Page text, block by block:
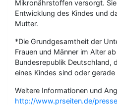
Mikronährstoffen versorgt.
Entwicklung des Kindes und
Mutter.
*Die Grundgesamtheit der
Frauen und Männer im Alter
Bundesrepublik Deutschland,
eines Kindes sind oder gerade
Weitere Informationen und
http://www.prseiten.de/